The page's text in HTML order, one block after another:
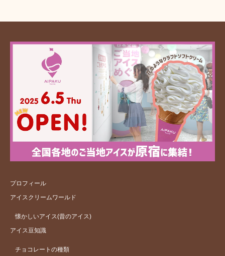
プロフィール
アイスクリームワールド
懐かしいアイス(昔のアイス)
アイス豆知識
チョコレートの種類